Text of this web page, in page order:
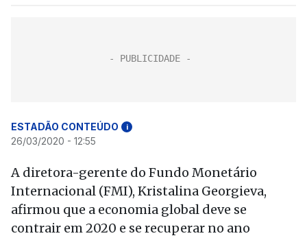
ESTADÃO CONTEÚDO i
26/03/2020 - 12:55
A diretora-gerente do Fundo Monetário
Internacional (FMI), Kristalina Georgieva,
afirmou que a economia global deve se
contrair em 2020 e se recuperar no ano